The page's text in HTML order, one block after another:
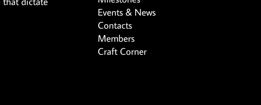
Events & News
Contacts
Members
Craft Corner